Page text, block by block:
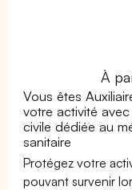
À
Vous êtes
votre activité
civile dédiée au
sanitaire
Protégez votre
pouvant survenir